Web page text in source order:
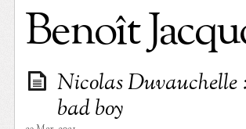
Benoît
Nicolas Duvauchelle
bad boy